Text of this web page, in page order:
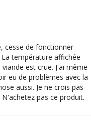
cesse de fonctionner
température affichée
est crue. J'ai même
eu de problèmes avec la
aussi. Je ne crois pas
pas ce produit.